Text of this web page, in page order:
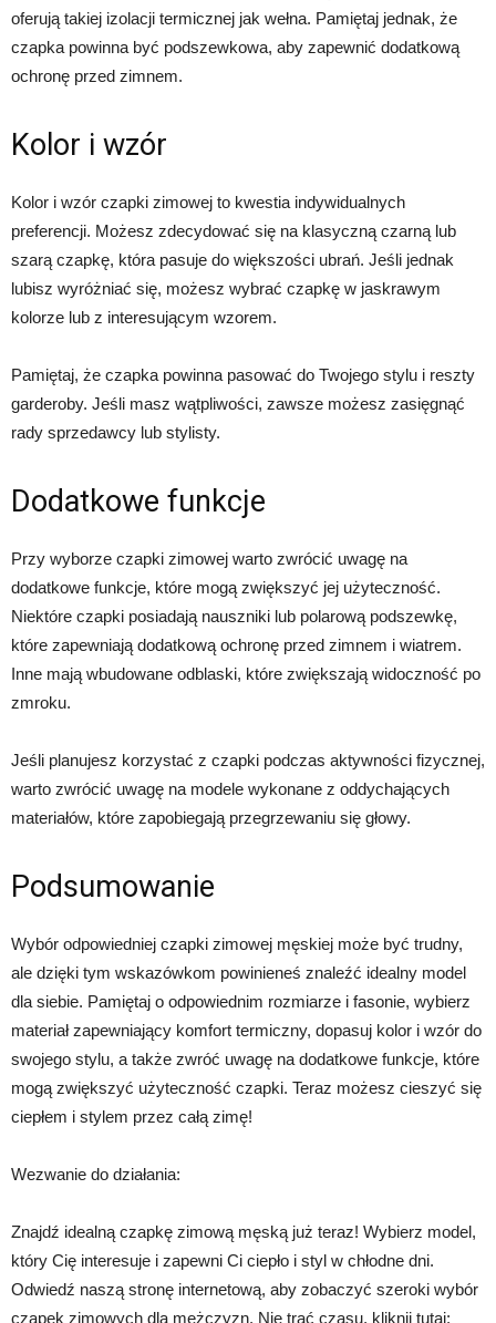
oferują takiej izolacji termicznej jak wełna. Pamiętaj jednak, że
czapka powinna być podszewkowa, aby zapewnić dodatkową
ochronę przed zimnem.
Kolor i wzór
Kolor i wzór czapki zimowej to kwestia indywidualnych
preferencji. Możesz zdecydować się na klasyczną czarną lub
szarą czapkę, która pasuje do większości ubrań. Jeśli jednak
lubisz wyróżniać się, możesz wybrać czapkę w jaskrawym
kolorze lub z interesującym wzorem.
Pamiętaj, że czapka powinna pasować do Twojego stylu i reszty
garderoby. Jeśli masz wątpliwości, zawsze możesz zasięgnąć
rady sprzedawcy lub stylisty.
Dodatkowe funkcje
Przy wyborze czapki zimowej warto zwrócić uwagę na
dodatkowe funkcje, które mogą zwiększyć jej użyteczność.
Niektóre czapki posiadają nauszniki lub polarową podszewkę,
które zapewniają dodatkową ochronę przed zimnem i wiatrem.
Inne mają wbudowane odblaski, które zwiększają widoczność po
zmroku.
Jeśli planujesz korzystać z czapki podczas aktywności fizycznej,
warto zwrócić uwagę na modele wykonane z oddychających
materiałów, które zapobiegają przegrzewaniu się głowy.
Podsumowanie
Wybór odpowiedniej czapki zimowej męskiej może być trudny,
ale dzięki tym wskazówkom powinieneś znaleźć idealny model
dla siebie. Pamiętaj o odpowiednim rozmiarze i fasonie, wybierz
materiał zapewniający komfort termiczny, dopasuj kolor i wzór do
swojego stylu, a także zwróć uwagę na dodatkowe funkcje, które
mogą zwiększyć użyteczność czapki. Teraz możesz cieszyć się
ciepłem i stylem przez całą zimę!
Wezwanie do działania:
Znajdź idealną czapkę zimową męską już teraz! Wybierz model,
który Cię interesuje i zapewni Ci ciepło i styl w chłodne dni.
Odwiedź naszą stronę internetową, aby zobaczyć szeroki wybór
czapek zimowych dla mężczyzn. Nie trać czasu, kliknij tutaj: